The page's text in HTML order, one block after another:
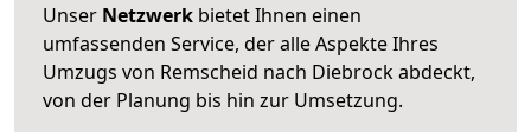
Unser Netzwerk bietet Ihnen einen
umfassenden Service, der alle Aspekte Ihres
Umzugs von Remscheid nach Diebrock abdeckt,
von der Planung bis hin zur Umsetzung.